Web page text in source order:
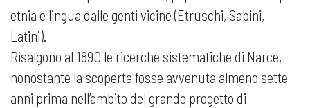
etnia e lingua dalle genti vicine (Etruschi, Sabini,
Latini).
Risalgono al 1890 le ricerche sistematiche di Narce,
nonostante la scoperta fosse avvenuta almeno sette
anni prima nell’ambito del grande progetto di